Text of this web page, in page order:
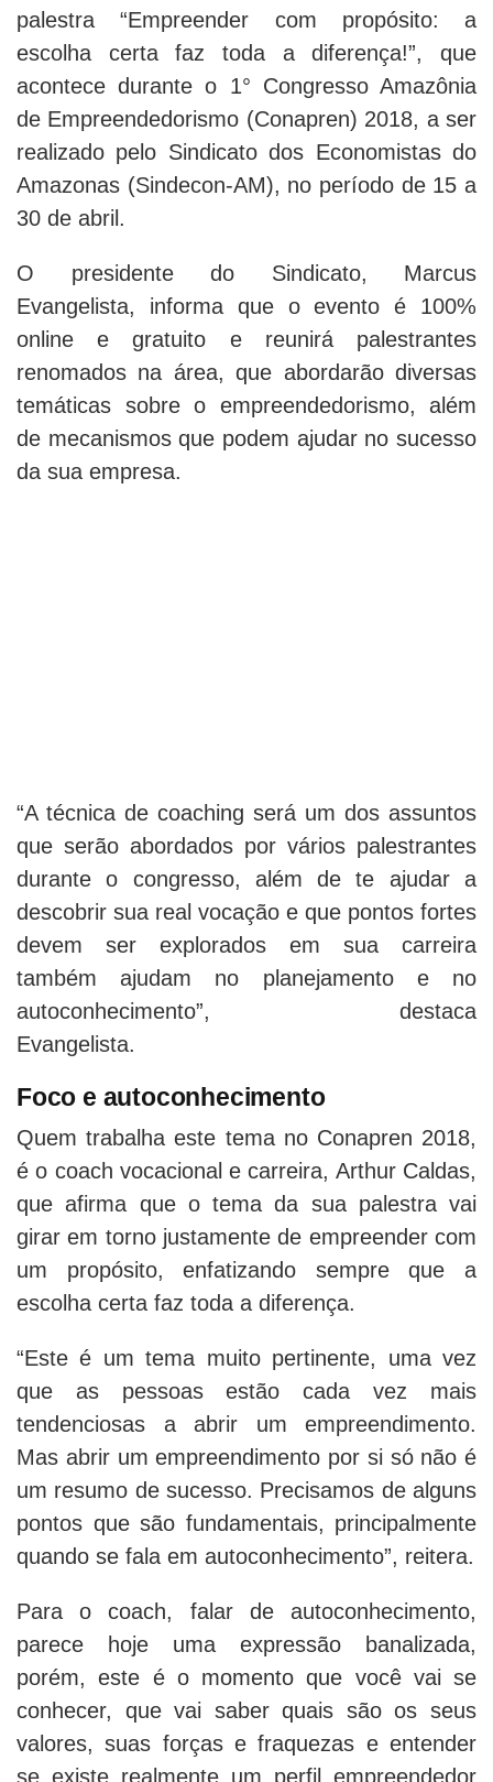
palestra “Empreender com propósito: a
escolha certa faz toda a diferença!”, que
acontece durante o 1° Congresso Amazônia
de Empreendedorismo (Conapren) 2018, a ser
realizado pelo Sindicato dos Economistas do
Amazonas (Sindecon-AM), no período de 15 a
30 de abril.
O presidente do Sindicato, Marcus
Evangelista, informa que o evento é 100%
online e gratuito e reunirá palestrantes
renomados na área, que abordarão diversas
temáticas sobre o empreendedorismo, além
de mecanismos que podem ajudar no sucesso
da sua empresa.
“A técnica de coaching será um dos assuntos
que serão abordados por vários palestrantes
durante o congresso, além de te ajudar a
descobrir sua real vocação e que pontos fortes
devem ser explorados em sua carreira
também ajudam no planejamento e no
autoconhecimento”, destaca
Evangelista.
Foco e autoconhecimento
Quem trabalha este tema no Conapren 2018,
é o coach vocacional e carreira, Arthur Caldas,
que afirma que o tema da sua palestra vai
girar em torno justamente de empreender com
um propósito, enfatizando sempre que a
escolha certa faz toda a diferença.
“Este é um tema muito pertinente, uma vez
que as pessoas estão cada vez mais
tendenciosas a abrir um empreendimento.
Mas abrir um empreendimento por si só não é
um resumo de sucesso. Precisamos de alguns
pontos que são fundamentais, principalmente
quando se fala em autoconhecimento”, reitera.
Para o coach, falar de autoconhecimento,
parece hoje uma expressão banalizada,
porém, este é o momento que você vai se
conhecer, que vai saber quais são os seus
valores, suas forças e fraquezas e entender
se existe realmente um perfil empreendedor